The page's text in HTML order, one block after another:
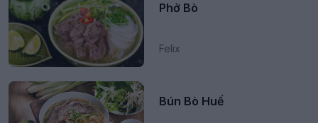
Phở Bò
Felix
Bún Bò Huế